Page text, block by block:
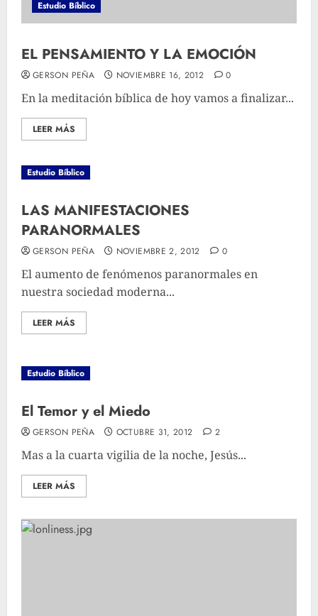
Estudio Bíblico
EL PENSAMIENTO Y LA EMOCIÓN
GERSON PEÑA NOVIEMBRE 16, 2012 0
En la meditación bíblica de hoy vamos a finalizar...
LEER MÁS
Estudio Bíblico
LAS MANIFESTACIONES
PARANORMALES
GERSON PEÑA NOVIEMBRE 2, 2012 0
El aumento de fenómenos paranormales en
nuestra sociedad moderna...
LEER MÁS
Estudio Bíblico
El Temor y el Miedo
GERSON PEÑA OCTUBRE 31, 2012 2
Mas a la cuarta vigilia de la noche, Jesús...
LEER MÁS